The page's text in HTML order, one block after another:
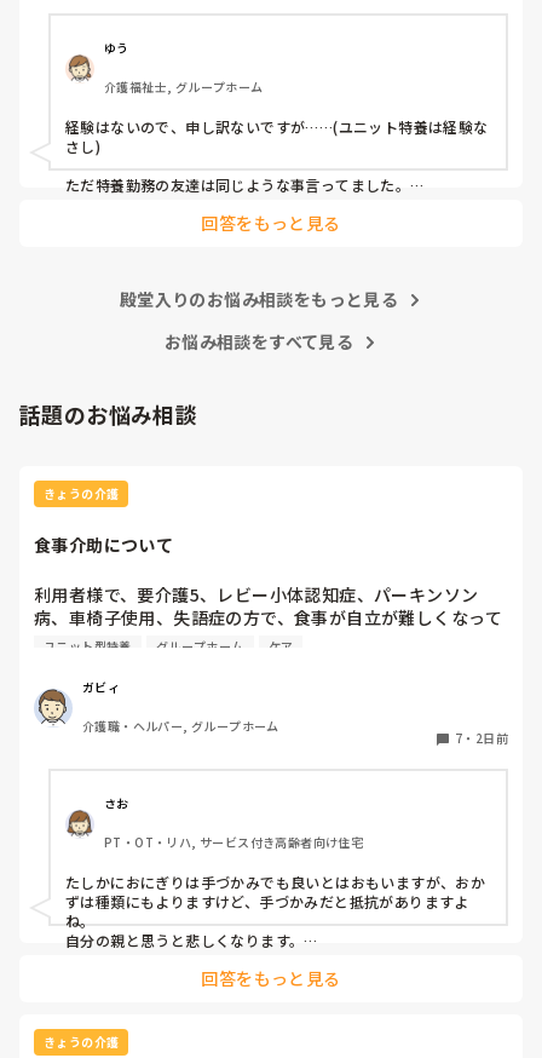
リーダーからは、〇〇さんは丁寧にやるから時間がかかるの
よと言われました。
私たちが相手にしているのは物ではなく人間です。
何時までにこれやってあれやってって言われても私は機械じ
ゃないんだからできるわけないじゃないですか？
オムツ交換も時間がかかりすぎと言われます。
食事介助も急いで食べさせたら誤嚥性肺炎の危険があるし、
移乗介助も世間一般的にやってはいけないことも安全のため
ました。私は側で見ていて、利用者様の表情が嫌がっている
でもまだ入社して日が浅いので何も言えず、ここに入社した
早すぎませんか？
ゆったりのんびりしている人には特養は向いてないのでしょ
うか？
ゆう
介護福祉士, グループホーム
経験はないので、申し訳ないですが……(ユニット特養は経験な
さし)
ただ特養勤務の友達は同じような事言ってました。
早めに行って、仕事回さないと終えれないって話してました。
上手く出来るようになれば
れば楽になるように思います。
教育がちゃんとしてないユニットは、結局新人さんがパワハラ
っぽい圧に耐えられなくて辞めると言う感じに思います。
手で……
結局特養はなんとなく、そういった話耳にするので挑戦できず
です（._.）
回答をもっと見る
殿堂入りのお悩み相談をもっと見る
お悩み相談をすべて見る
話題のお悩み相談
きょうの介護
食事介助について
利用者様で、要介護5、レビー小体認知症、パーキンソン
病、車椅子使用、失語症の方で、食事が自立が難しくなって
来ました。ご飯を、おにぎりにして、ご自分で手づかみで食
す。食べられる時とスプーンを使っても難しい時がありま
す。おかずも、おにぎり同様、手づかみでたべてもらってる
時があるのですが、難しい時は、職員が介助しています。ご
かずの手づかみは、どうかなと思うのですが、皆さんはどう
思われますか？私は、自分の母親が手づかみで食べてるのを
見たら、悲しくなります…職員さん、介助して下さいと思っ
てしまいます…
ユニット型特養 グループホーム ケア
ガビィ
介護職・ヘルパー, グループホーム
7 ・ 2日前
さお
PT・OT・リハ, サービス付き高齢者向け住宅
たしかにおにぎりは手づかみでも良いとはおもいますが、おか
ずは種類にもよりますけど、手づかみだと抵抗がありますよ
ね。
自分の親と思うと悲しくなります。
どうなんでしょうか？とろみつけてたりするのを手づかみは抵
回答をもっと見る
きょうの介護